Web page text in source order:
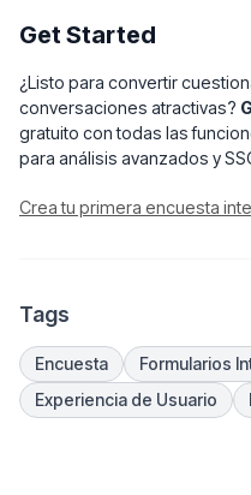
Get Started
¿Listo para convertir
conversaciones atractivas?
gratuito con todas las
para análisis avanzados y
Crea tu primera encuesta
Tags
Encuesta Formularios
Experiencia de Usuario